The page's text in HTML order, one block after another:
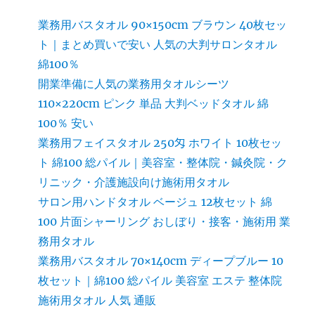
業務用バスタオル 90×150cm ブラウン 40枚セッ
ト｜まとめ買いで安い 人気の大判サロンタオル
綿100％
開業準備に人気の業務用タオルシーツ
110×220cm ピンク 単品 大判ベッドタオル 綿
100％ 安い
業務用フェイスタオル 250匁 ホワイト 10枚セッ
ト 綿100 総パイル｜美容室・整体院・鍼灸院・ク
リニック・介護施設向け施術用タオル
サロン用ハンドタオル ベージュ 12枚セット 綿
100 片面シャーリング おしぼり・接客・施術用 業
務用タオル
業務用バスタオル 70×140cm ディープブルー 10
枚セット｜綿100 総パイル 美容室 エステ 整体院
施術用タオル 人気 通販